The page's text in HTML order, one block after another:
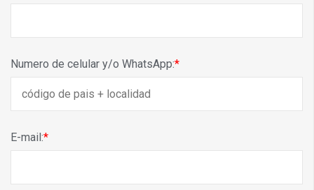
Numero de celular y/o WhatsApp:
E-mail: